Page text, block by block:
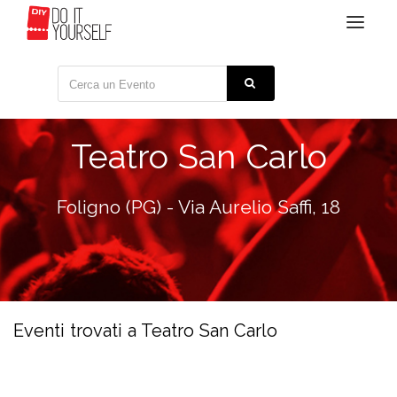
Toggle
Teatro San Carlo
Foligno (PG) - Via Aurelio Saffi, 18
Eventi trovati a Teatro San Carlo